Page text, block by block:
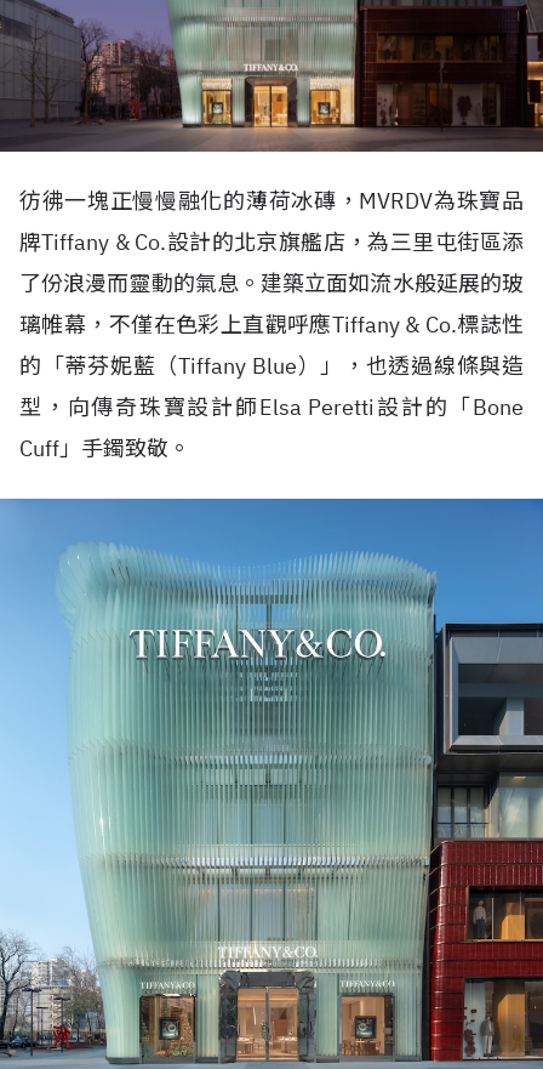
彷彿一塊正慢慢融化的薄荷冰磚， MVRDV為珠寶品
牌Tiffany & Co.設計的北京旗艦店，為三里屯街區添
了份浪漫而靈動的氣息。建築立面如流水般延展的玻
璃帷幕，不僅在色彩上直觀呼應Tiffany & Co.標誌性
的「蒂芬妮藍（Tiffany Blue）」，也透過線條與造
型，向傳奇珠寶設計師Elsa Peretti 設計的「Bone
Cuff」手鐲致敬。